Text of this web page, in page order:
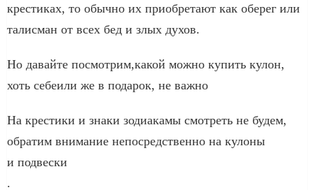
крестиках, то обычно их приобретают как оберег или
талисман от всех бед и злых духов.
Но давайте посмотрим,какой можно купить кулон,
хоть себеили же в подарок, не важно
На крестики и знаки зодиакамы смотреть не будем,
обратим внимание непосредственно на кулоны
и подвески
.